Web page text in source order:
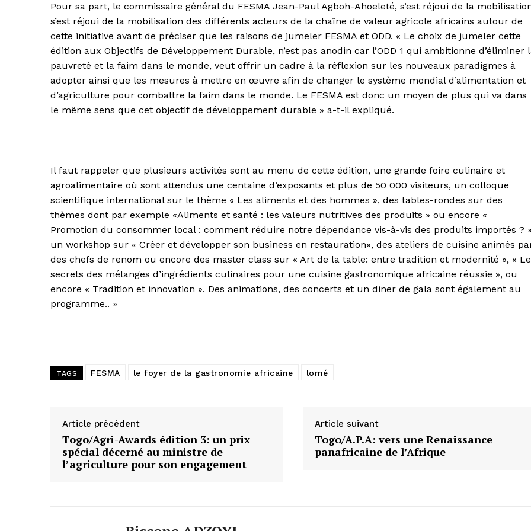
Pour sa part, le commissaire général du FESMA Jean-Paul Agboh-Ahoeleté, s’est réjoui de la
s’est réjoui de la mobilisation des différents acteurs de la chaîne de valeur agricole africains autour de
cette initiative avant de préciser que les raisons de jumeler FESMA et ODD. « Le choix de jumeler cette
édition aux Objectifs de Développement Durable, n’est pas anodin car l’ODD 1 qui ambitionne d’éliminer
pauvreté et la faim dans le monde, veut offrir un cadre à la réflexion sur les nouveaux paradigmes à
adopter ainsi que les mesures à mettre en œuvre afin de changer le système mondial d’alimentation et
d’agriculture pour combattre la faim dans le monde. Le FESMA est donc un moyen de plus qui va dans
le même sens que cet objectif de développement durable » a-t-il expliqué.
Il faut rappeler que plusieurs activités sont au menu de cette édition, une grande foire culinaire et
agroalimentaire où sont attendus une centaine d’exposants et plus de 50 000 visiteurs, un colloque
scientifique international sur le thème « Les aliments et des hommes », des tables-rondes sur des
thèmes dont par exemple «Aliments et santé : les valeurs nutritives des produits » ou encore «
Promotion du consommer local : comment réduire notre dépendance vis-à-vis des produits importés ?
un workshop sur « Créer et développer son business en restauration», des ateliers de cuisine animés
des chefs de renom ou encore des master class sur « Art de la table: entre tradition et modernité », «
secrets des mélanges d’ingrédients culinaires pour une cuisine gastronomique africaine réussie », ou
encore « Tradition et innovation ». Des animations, des concerts et un diner de gala sont également au
programme.. »
TAGS FESMA le foyer de la gastronomie africaine lomé
Article précédent
Togo/Agri-Awards édition 3: un prix
spécial décerné au ministre de
l’agriculture pour son engagement
Article suivant
Togo/A.P.A: vers une Renaissance
panafricaine de l’Afrique